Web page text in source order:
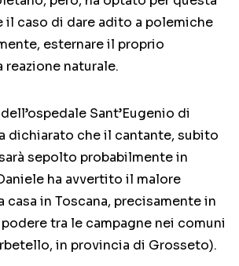
il caso di dare adito a polemiche
esternare il proprio
reazione naturale.
Sant’Eugenio di
dichiarato che il cantante, subito
sepolto probabilmente in
ha avvertito il malore
casa in Toscana, precisamente in
podere tra le campagne nei comuni
in provincia di Grosseto).